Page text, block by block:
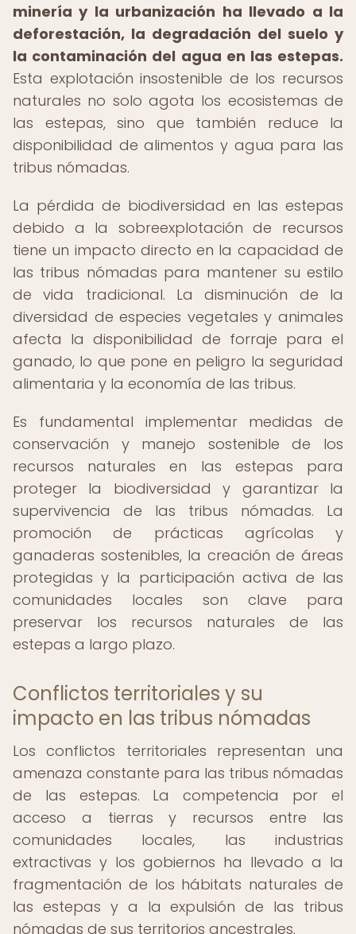
minería y la urbanización ha llevado a la
deforestación, la degradación del suelo y
la contaminación del agua en las estepas.
Esta explotación insostenible de los recursos
naturales no solo agota los ecosistemas de
las estepas, sino que también reduce la
disponibilidad de alimentos y agua para las
tribus nómadas.
La pérdida de biodiversidad en las estepas
debido a la sobreexplotación de recursos
tiene un impacto directo en la capacidad de
las tribus nómadas para mantener su estilo
de vida tradicional. La disminución de la
diversidad de especies vegetales y animales
afecta la disponibilidad de forraje para el
ganado, lo que pone en peligro la seguridad
alimentaria y la economía de las tribus.
Es fundamental implementar medidas de
conservación y manejo sostenible de los
recursos naturales en las estepas para
proteger la biodiversidad y garantizar la
supervivencia de las tribus nómadas. La
promoción de prácticas agrícolas y
ganaderas sostenibles, la creación de áreas
protegidas y la participación activa de las
comunidades locales son clave para
preservar los recursos naturales de las
estepas a largo plazo.
Conflictos territoriales y su
impacto en las tribus nómadas
Los conflictos territoriales representan una
amenaza constante para las tribus nómadas
de las estepas. La competencia por el
acceso a tierras y recursos entre las
comunidades locales, las industrias
extractivas y los gobiernos ha llevado a la
fragmentación de los hábitats naturales de
las estepas y a la expulsión de las tribus
nómadas de sus territorios ancestrales.